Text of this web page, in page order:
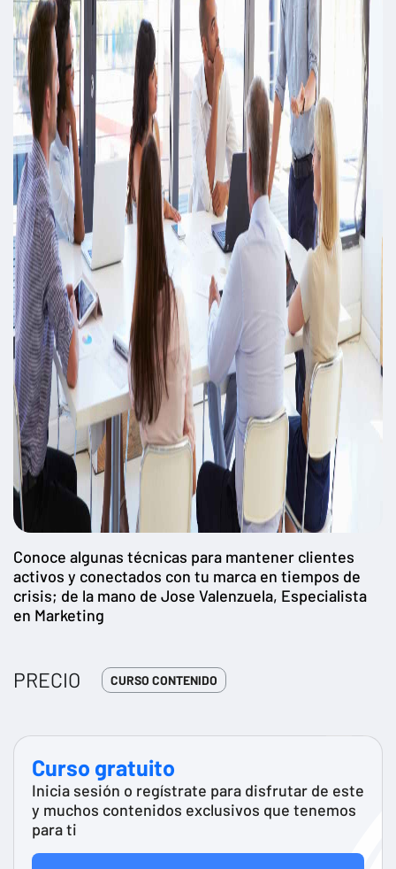
Conoce algunas técnicas para mantener clientes
activos y conectados con tu marca en tiempos de
crisis; de la mano de Jose Valenzuela, Especialista
en Marketing
PRECIO CURSO CONTENIDO
Curso gratuito
Inicia sesión o regístrate para disfrutar de este
y muchos contenidos exclusivos que tenemos
para ti